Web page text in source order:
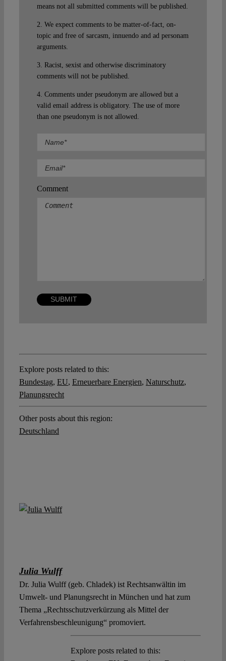
means not all submitted comments will be published.
2. We expect comments to be matter-of-fact, on-
topic and free of sarcasm, innuendo and ad personam
arguments.
3. Racist, sexist and otherwise discriminatory
comments will not be published.
4. Comments under pseudonym are allowed but a
valid email address is obligatory. The use of more
than one pseudonym is not allowed.
Comment
Explore posts related to this:
Bundestag, EU, Erneuerbare Energien, Naturschutz,
Planungsrecht
Other posts about this region:
Deutschland
Julia Wulff
Dr. Julia Wulff (geb. Chladek) ist Rechtsanwältin im
Umwelt- und Planungsrecht in München und hat zum
Thema „Rechtsschutzverkürzung als Mittel der
Verfahrensbeschleunigung“ promoviert.
Explore posts related to this: